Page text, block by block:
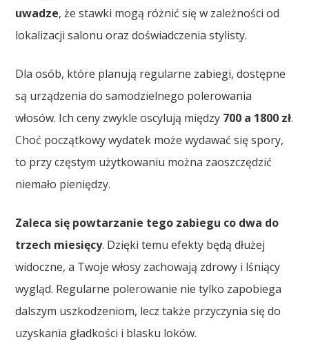
uwadze, że stawki mogą różnić się w zależności od
lokalizacji salonu oraz doświadczenia stylisty.
Dla osób, które planują regularne zabiegi, dostępne
są urządzenia do samodzielnego polerowania
włosów. Ich ceny zwykle oscylują między 700 a 1800 zł.
Choć początkowy wydatek może wydawać się spory,
to przy częstym użytkowaniu można zaoszczędzić
niemało pieniędzy.
Zaleca się powtarzanie tego zabiegu co dwa do
trzech miesięcy. Dzięki temu efekty będą dłużej
widoczne, a Twoje włosy zachowają zdrowy i lśniący
wygląd. Regularne polerowanie nie tylko zapobiega
dalszym uszkodzeniom, lecz także przyczynia się do
uzyskania gładkości i blasku loków.